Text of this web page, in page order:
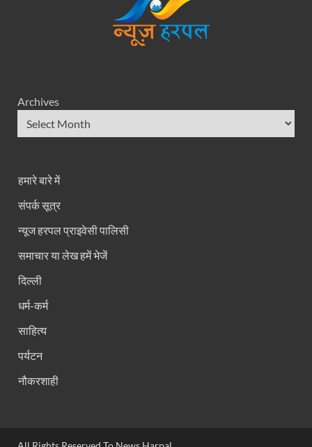
Archives
हमारे बारे में
संपर्क सूत्र
न्यूज हरपल प्राइवेसी पालिसी
समाचार या लेख हमें भेजें
दिल्ली
धर्म-कर्म
साहित्य
पर्यटन
नौकरशाही